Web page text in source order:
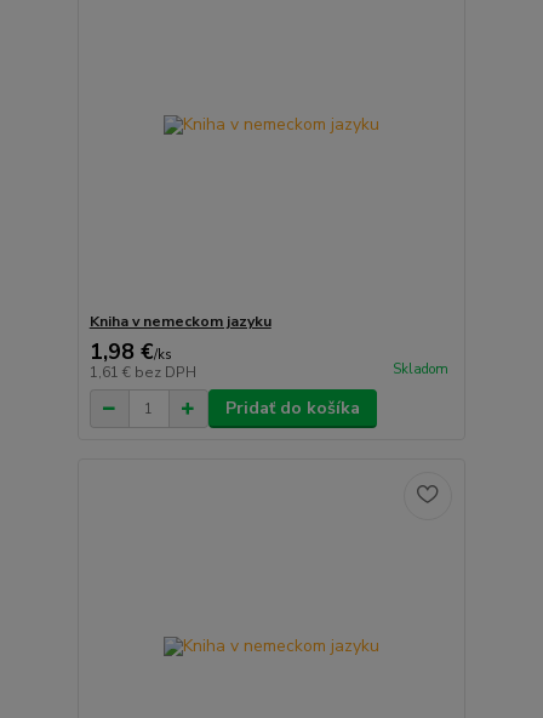
Kniha v nemeckom jazyku
1,98 €/ks
1,61 € bez DPH Skladom
Pridať do košíka